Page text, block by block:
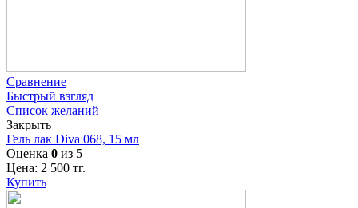
Сравнение
Быстрый взгляд
Список желаний
Закрыть
Гель лак Diva 068, 15 мл
Оценка 0 из 5
Цена: 2 500 тг.
Купить